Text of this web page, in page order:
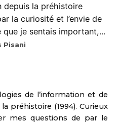
depuis la préhistoire
la curiosité et l’envie de
que je sentais important,...
Pisani
de l’information et de
préhistoire (1994). Curieux
mes questions de par le